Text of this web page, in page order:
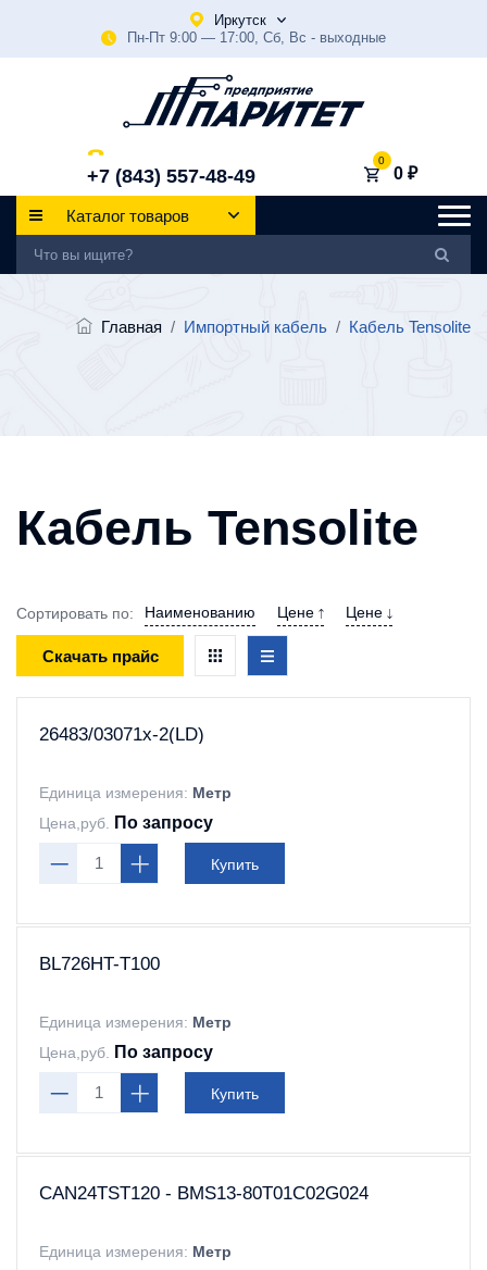
Иркутск
Пн-Пт 9:00 — 17:00, Сб, Вс - выходные
+7 (843) 557-48-49
0
0 ₽
Каталог товаров
Главная / Импортный кабель / Кабель Tensolite
Кабель Tensolite
Сортировать по: Наименованию Цене Цене
Скачать прайс
26483/03071x-2(LD)
Единица измерения: Метр
Цена,руб.
По запросу
Купить
BL726HT-T100
Единица измерения: Метр
Цена,руб.
По запросу
Купить
CAN24TST120 - BMS13-80T01C02G024
Единица измерения: Метр